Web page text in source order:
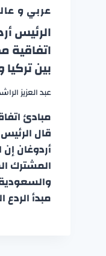
عربي و
الرئيس
اتفاقية
بين
عبد العزيز
مبادئ
قال
أردوغان
المشترك
مبدأ